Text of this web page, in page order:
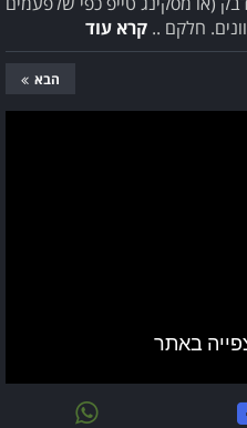
חלקם .. קרא עוד
הבא